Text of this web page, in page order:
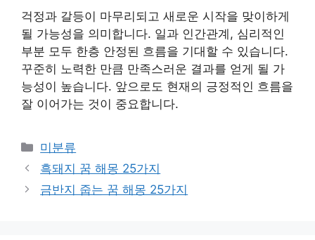
걱정과 갈등이 마무리되고 새로운 시작을 맞이하게
될 가능성을 의미합니다. 일과 인간관계, 심리적인
부분 모두 한층 안정된 흐름을 기대할 수 있습니다.
꾸준히 노력한 만큼 만족스러운 결과를 얻게 될 가
능성이 높습니다. 앞으로도 현재의 긍정적인 흐름을
잘 이어가는 것이 중요합니다.
카
테
리
미분류
흑돼지 꿈 해몽 25가지
금반지 줍는 꿈 해몽 25가지